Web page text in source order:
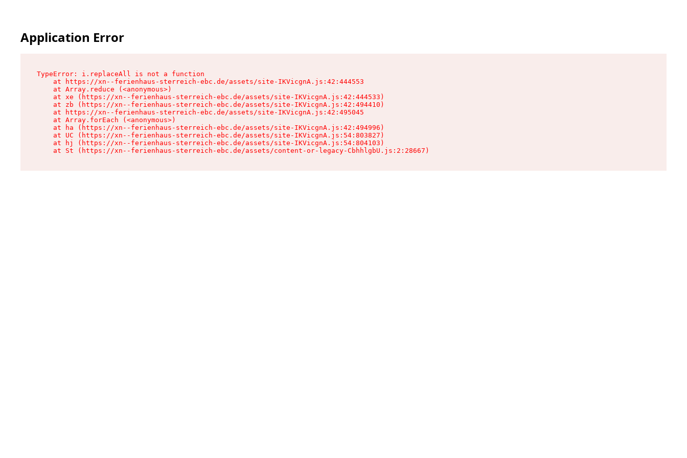
Application Error
TypeError: i.replaceAll is not a function
    at https://xn--ferienhaus-sterreich-ebc.de/assets/site-IKVicgnA.js:42:444553
    at Array.reduce (<anonymous>)
    at xe (https://xn--ferienhaus-sterreich-ebc.de/assets/site-IKVicgnA.js:42:444533)
    at zb (https://xn--ferienhaus-sterreich-ebc.de/assets/site-IKVicgnA.js:42:494410)
    at https://xn--ferienhaus-sterreich-ebc.de/assets/site-IKVicgnA.js:42:495045
    at Array.forEach (<anonymous>)
    at ha (https://xn--ferienhaus-sterreich-ebc.de/assets/site-IKVicgnA.js:42:494996)
    at UC (https://xn--ferienhaus-sterreich-ebc.de/assets/site-IKVicgnA.js:54:803827)
    at hj (https://xn--ferienhaus-sterreich-ebc.de/assets/site-IKVicgnA.js:54:804103)
    at St (https://xn--ferienhaus-sterreich-ebc.de/assets/content-or-legacy-CbhhlgbU.js:2:28667)